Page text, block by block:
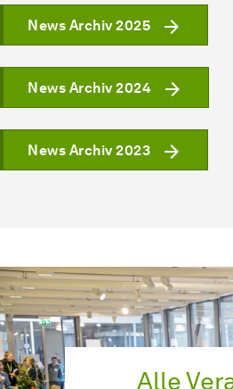
News Archiv 2025
News Archiv 2024
News Archiv 2023
Alle